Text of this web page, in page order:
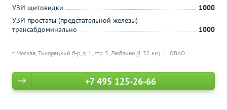
г. Москва, Тихорецкий б-р, д. 1, стр. 5, Люблино (1.32 км) ЮВАО
УЗИ щитовидки
1000
УЗИ простаты (предстательной железы)
трансабдоминально
1000
+7 495 125-26-66